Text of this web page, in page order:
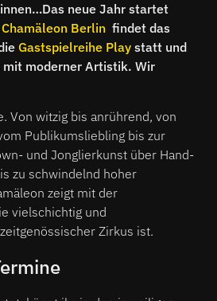
neue Jahr startet
Chamäleon Berlin findet das
Gastspielreihe Play statt und
moderner Artistik. Wir
Von witzig bis anrührend, von
Publikumsliebling bis zur
und Jonglierkunst über Hand-
zu schwindelnd hoher
zeigt mit der
vielschichtig und
Zirkus ist.